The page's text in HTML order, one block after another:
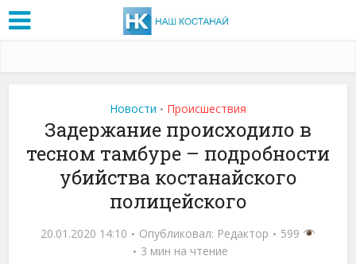
Новости • Проиcшествия
Задержание происходило в
тесном тамбуре – подробности
убийства костанайского
полицейского
20.01.2020 14:10 Опубликовал: Редактор
599
3 мин на чтение